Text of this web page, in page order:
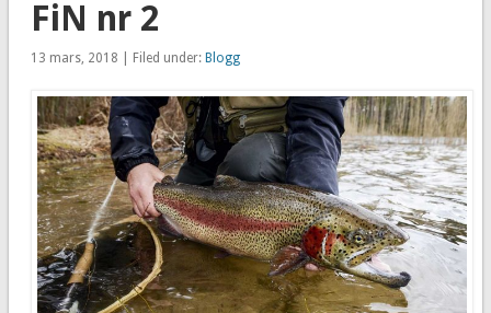
FiN nr 2
13 mars, 2018 | Filed under: Blogg